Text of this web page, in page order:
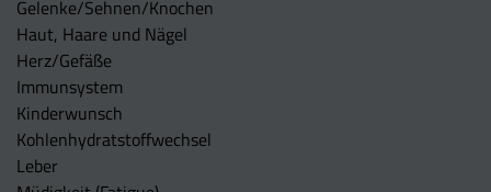
Gelenke/Sehnen/Knochen
Haut, Haare und Nägel
Herz/Gefäße
Immunsystem
Kinderwunsch
Kohlenhydratstoffwechsel
Leber